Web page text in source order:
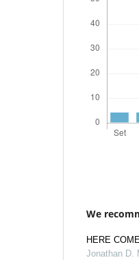
We
HERE
Jonathan D.